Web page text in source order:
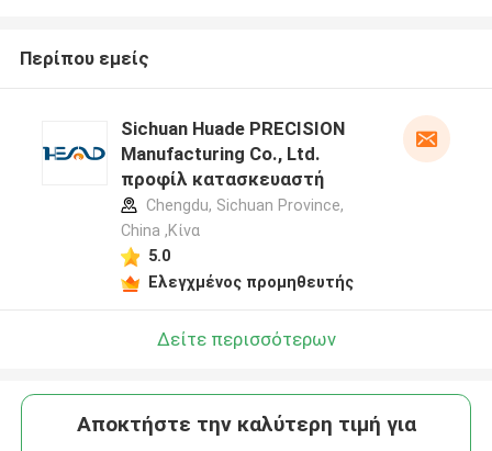
Περίπου εμείς
Sichuan Huade PRECISION
Manufacturing Co., Ltd.
προφίλ κατασκευαστή
Chengdu, Sichuan Province,
China ,Κίνα
5.0
Ελεγχμένος προμηθευτής
Δείτε περισσότερων
Αποκτήστε την καλύτερη τιμή για